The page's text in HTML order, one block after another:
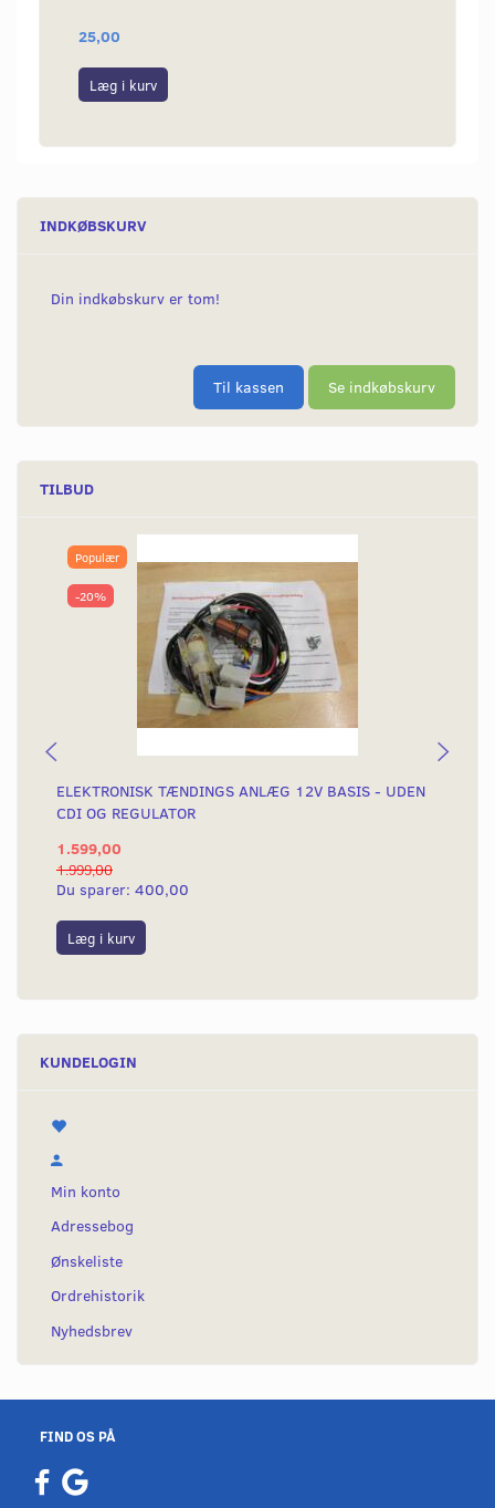
25,00
Læg i kurv
INDKØBSKURV
Din indkøbskurv er tom!
Til kassen Se indkøbskurv
TILBUD
Populær
-20%
ELEKTRONISK TÆNDINGS ANLÆG 12V BASIS - UDEN
CDI OG REGULATOR
1.599,00
1.999,00
Du sparer: 400,00
Læg i kurv
KUNDELOGIN
Min konto
Adressebog
Ønskeliste
Ordrehistorik
Nyhedsbrev
FIND OS PÅ